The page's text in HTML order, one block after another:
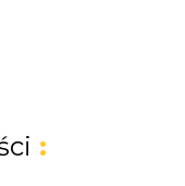
udogodnień.
: